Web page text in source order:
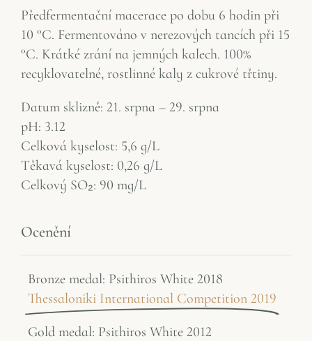
Předfermentační macerace po dobu 6 hodin při
10 °C. Fermentováno v nerezových tancích při 15
°C. Krátké zrání na jemných kalech. 100%
recyklovatelné, rostlinné kaly z cukrové třtiny.
Datum sklizně: 21. srpna – 29. srpna
pH: 3.12
Celková kyselost: 5,6 g/L
Těkavá kyselost: 0,26 g/L
Celkový SO₂: 90 mg/L
Ocenění
Bronze medal: Psithiros White 2018
Thessaloniki International Competition 2019
Gold medal: Psithiros White 2012